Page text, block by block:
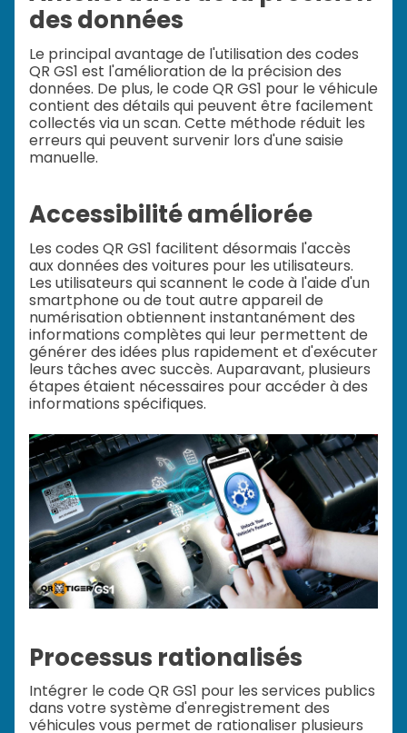
des données
Le principal avantage de l'utilisation des codes
QR GS1 est l'amélioration de la précision des
données. De plus, le code QR GS1 pour le véhicule
contient des détails qui peuvent être facilement
collectés via un scan. Cette méthode réduit les
erreurs qui peuvent survenir lors d'une saisie
manuelle.
Accessibilité améliorée
Les codes QR GS1 facilitent désormais l'accès
aux données des voitures pour les utilisateurs.
Les utilisateurs qui scannent le code à l'aide d'un
smartphone ou de tout autre appareil de
numérisation obtiennent instantanément des
informations complètes qui leur permettent de
générer des idées plus rapidement et d'exécuter
leurs tâches avec succès. Auparavant, plusieurs
étapes étaient nécessaires pour accéder à des
informations spécifiques.
Processus rationalisés
Intégrer le code QR GS1 pour les services publics
dans votre système d'enregistrement des
véhicules vous permet de rationaliser plusieurs